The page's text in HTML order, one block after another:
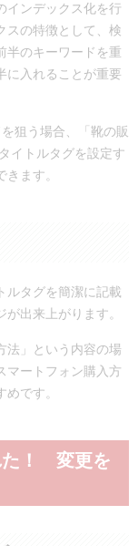
インデックス化を行
スの特徴として、検
半のキーワードを重
に入れることが重要
狙う場合、「靴の販
イトルタグを設定す
ます。
ルタグを簡潔に記載
出来上がります。
法」という内容の場
マートフォン購入方
です。
た！ 変更を